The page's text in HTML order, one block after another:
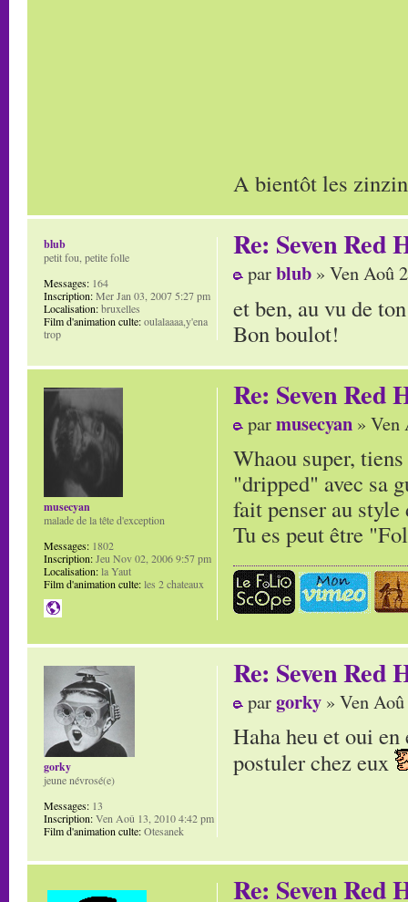
A bientôt les
Re: Seven Red
parblub » Ven Aoû
et ben, au vu de
Bon boulot!
blub
petit fou, petite folle
Messages: 164
Inscription:Mer Jan 03, 2007 5:27 pm
Localisation:bruxelles
Film d'animation culte:oulalaaaa,y'ena
trop
Re: Seven Red
parmusecyan » Ven
Whaou super,
"dripped" avec sa
fait penser au
Tu es peut être
musecyan
malade de la tête d'exception
Messages: 1802
Inscription:Jeu Nov 02, 2006 9:57 pm
Localisation:la Yaut
Film d'animation culte:les 2 chateaux
Re: Seven Red
pargorky » Ven
Haha heu et oui
postuler chez eux
gorky
jeune névrosé(e)
Messages: 13
Inscription:Ven Aoû 13, 2010 4:42 pm
Film d'animation culte:Otesanek
Re: Seven Red